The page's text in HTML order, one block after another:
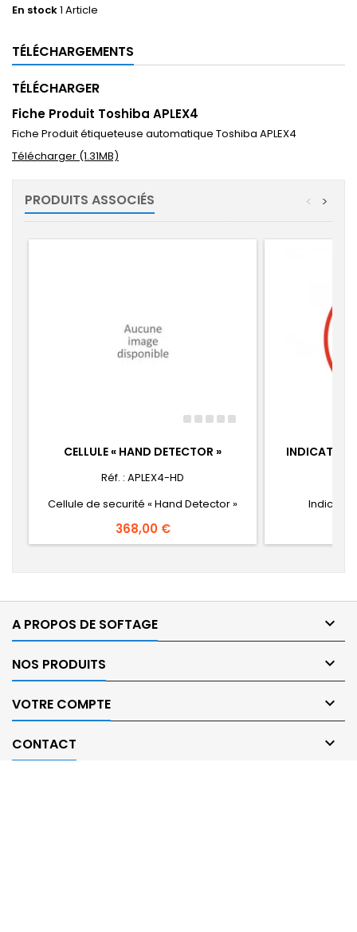
En stock1 Article
TÉLÉCHARGEMENTS
TÉLÉCHARGER
Fiche Produit Toshiba APLEX4
Fiche Produit étiqueteuse automatique Toshiba APLEX4
Télécharger (1.31MB)
PRODUITS ASSOCIÉS >
<
CELLULE « HAND DETECTOR »
Réf. : APLEX4-HD
Cellule de securité « Hand Detector »
Prix
368,00 €
A PROPOS DE SOFTAGE 
NOS PRODUITS 
VOTRE COMPTE 
CONTACT 